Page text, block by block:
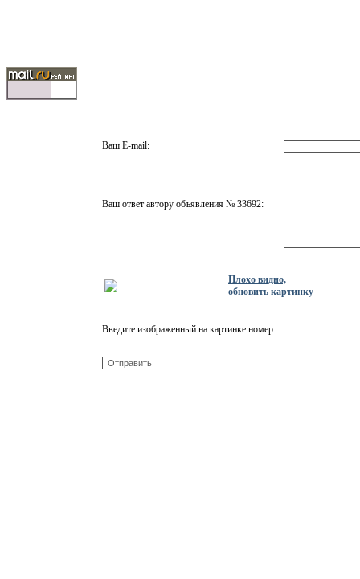
Ваш E-mail:
Ваш ответ автору объявления № 33692:
Плохо видно,
обновить картинку
Введите изображенный на картинке номер: